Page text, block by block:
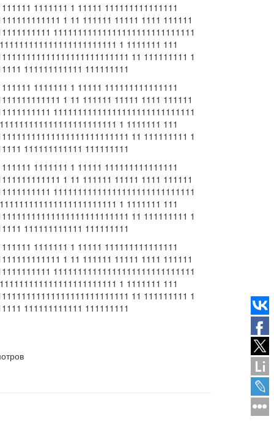
1111111 1 11111 111111111111111
1 11 111111 11111 1111 111111
11111111111111111111111111111
1 1111111 111
11 111111111 1
111111111111 111111111
1111111 1 11111 111111111111111
1 11 111111 11111 1111 111111
11111111111111111111111111111
1 1111111 111
11 111111111 1
111111111111 111111111
1111111 1 11111 111111111111111
1 11 111111 11111 1111 111111
11111111111111111111111111111
1 1111111 111
11 111111111 1
111111111111 111111111
1111111 1 11111 111111111111111
1 11 111111 11111 1111 111111
11111111111111111111111111111
1 1111111 111
11 111111111 1
111111111111 111111111